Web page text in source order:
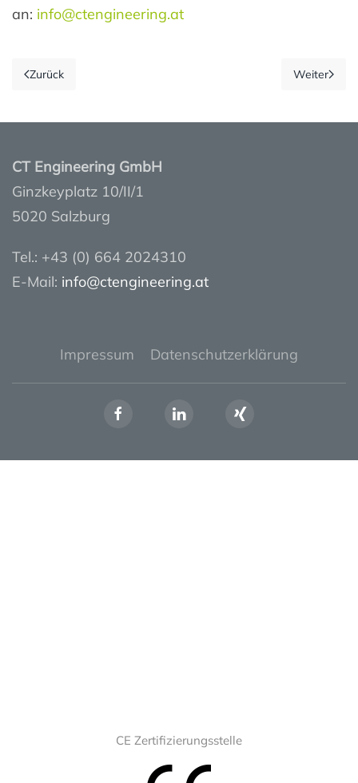
an: info@ctengineering.at
Zurück Weiter
CT Engineering GmbH
Ginzkeyplatz 10/II/1
5020 Salzburg
Tel.: +43 (0) 664 2024310
E-Mail: info@ctengineering.at
Impressum Datenschutzerklärung
CE Zertifizierungsstelle